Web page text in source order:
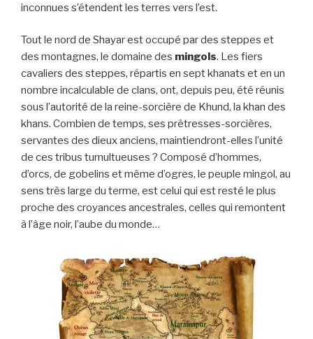
inconnues s’étendent les terres vers l’est.
Tout le nord de Shayar est occupé par des steppes et
des montagnes, le domaine des mingols. Les fiers
cavaliers des steppes, répartis en sept khanats et en un
nombre incalculable de clans, ont, depuis peu, été réunis
sous l’autorité de la reine-sorcière de Khund, la khan des
khans. Combien de temps, ses prêtresses-sorcières,
servantes des dieux anciens, maintiendront-elles l’unité
de ces tribus tumultueuses ? Composé d’hommes,
d’orcs, de gobelins et même d’ogres, le peuple mingol, au
sens très large du terme, est celui qui est resté le plus
proche des croyances ancestrales, celles qui remontent
à l’âge noir, l’aube du monde…